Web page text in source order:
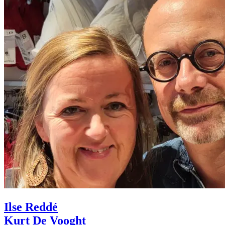
Ilse Reddé
Kurt De Vooght